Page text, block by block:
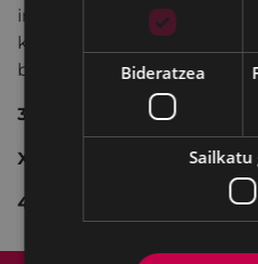
interpretatzaile gaztea
kalitate batean prestatzea
baterako bidea eskaintzea.
3€
XXI MUSIKALDIA
45. TOLOSAKO
Bideratzea
Sailkatu